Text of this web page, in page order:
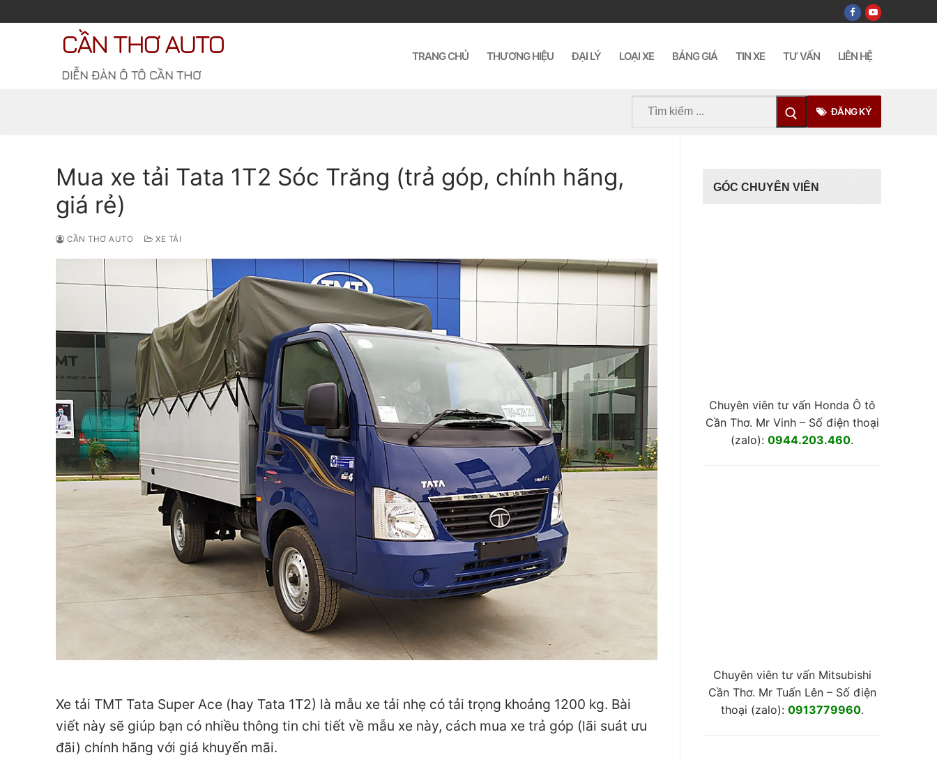
đến
CẦN THƠ AUTO
DIỄN ĐÀN Ô TÔ CẦN THƠ
TRANG CHỦ THƯƠNG HIỆU ĐẠI LÝ LOẠI XE BẢNG GIÁ TIN XE TƯ VẤN LIÊN HỆ
Tìm
ĐĂNG KÝ
Mua xe tải Tata 1T2 Sóc Trăng (trả góp, chính hãng,
giá rẻ)
CẦN THƠ AUTO XE TẢI
Xe tải TMT Tata Super Ace (hay Tata 1T2) là mẫu xe tải nhẹ có tải trọng khoảng 1200 kg. Bài
viết này sẽ giúp bạn có nhiều thông tin chi tiết về mẫu xe này, cách mua xe trả góp (lãi suát ưu
đãi) chính hãng với giá khuyến mãi.
GÓC CHUYÊN VIÊN
Chuyên viên tư vấn Honda Ô tô
Cần Thơ. Mr Vinh – Số điện thoại
(zalo): 0944.203.460.
Chuyên viên tư vấn Mitsubishi
Cần Thơ. Mr Tuấn Lên – Số điện
thoại (zalo): 0913779960.